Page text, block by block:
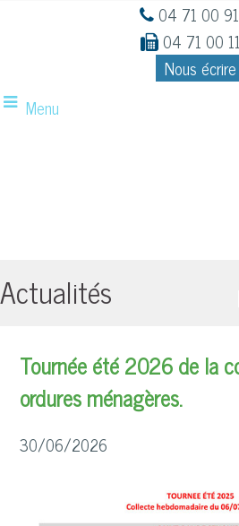
04 71 00
04 71 00
Nous écrire
Menu
Actualités
Tournée été 2026 de la
ordures ménagères.
30/06/2026